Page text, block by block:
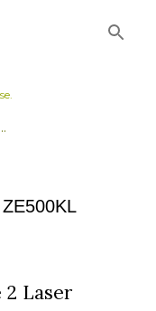
2 Laser